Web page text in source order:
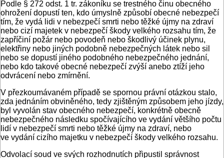
Podle § 272 odst. 1 tr. zákoníku se trestného činu obecného
ohrožení dopustí ten, kdo úmyslně způsobí obecné nebezpečí
tím, že vydá lidi v nebezpečí smrti nebo těžké újmy na zdraví
nebo cizí majetek v nebezpečí škody velkého rozsahu tím, že
zapříčiní požár nebo povodeň nebo škodlivý účinek plynu,
elektřiny nebo jiných podobně nebezpečných látek nebo sil
nebo se dopustí jiného podobného nebezpečného jednání,
nebo kdo takové obecné nebezpečí zvýší anebo ztíží jeho
odvrácení nebo zmírnění.
V přezkoumávaném případě se spornou právní otázkou stalo,
zda jednáním obviněného, tedy zjištěným způsobem jeho jízdy,
byl vyvolán stav obecného nebezpečí, konkrétně obecně
nebezpečného následku spočívajícího ve vydání většího počtu
lidí v nebezpečí smrti nebo těžké újmy na zdraví, nebo
ve vydání cizího majetku v nebezpečí škody velkého rozsahu.
Odvolací soud ve svých rozhodnutích připustil správnost